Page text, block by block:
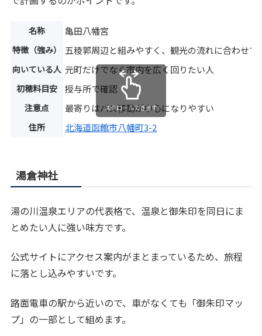
名称 亀田八幡宮
特徴（強み） 五稜郭周辺と組みやすく、観光の流れに合わせて
向いている人 元町だけでなく市内を広く回りたい人
初穂料目安 授与所で確認
注意点 最寄りはバス移動が中心になりやすい
住所 北海道函館市八幡町3-2
スクロールできます
湯倉神社
湯の川温泉エリアの代表格で、温泉と御朱印を同日にま
とめたい人に強い味方です。
公式サイトにアクセス案内がまとまっているため、旅程
に落とし込みやすいです。
路面電車の駅から近いので、車がなくても「御朱印マッ
プ」の一部として組めます。